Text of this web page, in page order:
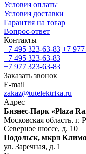
Условия оплаты
Условия доставки
Гарантия на товар
Вопрос-ответ
Контакты
+7 495 323-63-83 +7
+7 495 323-63-83
+7 977 323-63-83
Заказать звонок
E-mail
zakaz@tutelektrika.ru
Адрес
Бизнес-Парк «Plaza
Московская область, г.
Северное шоссе, д. 10
Подольск, мкрн
ул. Заречная, д. 1